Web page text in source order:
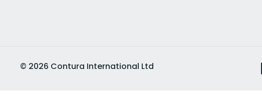
© 2026 Contura International Ltd